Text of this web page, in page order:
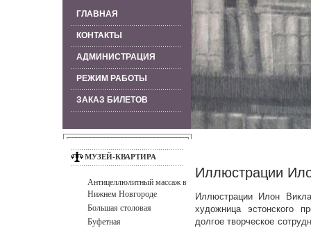
ГЛАВНАЯ
КОНТАКТЫ
АДМИНИСТРАЦИЯ
РЕЖИМ РАБОТЫ
ЗАКАЗ БИЛЕТОВ
МУЗЕЙ-КВАРТИРА
Антицеллюлитный массаж в
Нижнем Новгороде
Большая столовая
Буфетная
Иллюстрации
Иллюстрации Илон
художница эстонского
долгое творческое